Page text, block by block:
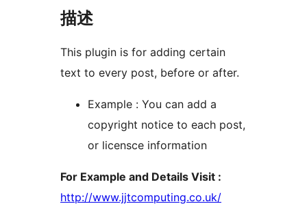
描述
This plugin is for adding certain
text to every post, before or after.
Example : You can add a
copyright notice to each post,
or licensce information
For Example and Details Visit :
http://www.jjtcomputing.co.uk/